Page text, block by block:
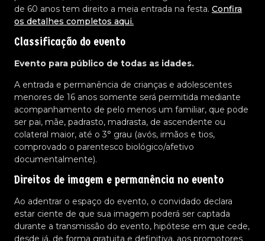
de 60 anos tem direito a meia entrada na festa. Confira
os detalhes completos aqui.
Classificação do evento
Evento para público de todas as idades.
A entrada e permanência de crianças e adolescentes
menores de 16 anos somente será permitida mediante
acompanhamento de pelo menos um familiar, que pode
ser pai, mãe, padrasto, madrasta, de ascendente ou
colateral maior, até o 3° grau (avós, irmãos e tios,
comprovado o parentesco biológico/afetivo
documentalmente).
Direitos de imagem e permanência no evento
Ao adentrar o espaço do evento, o convidado declara
estar ciente de que sua imagem poderá ser captada
durante a transmissão do evento, hipótese em que cede,
desde já, de forma gratuita e definitiva, aos promotores